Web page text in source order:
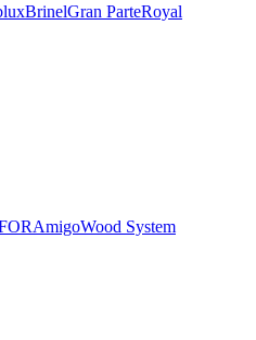
BrinelGran ParteRoyal
AmigoWood System